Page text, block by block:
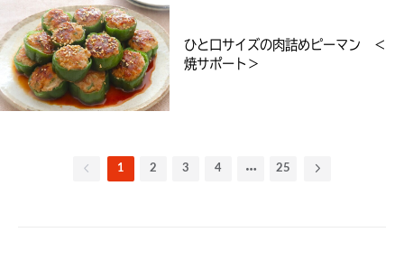
ひと口サイズの肉詰めピーマン ＜
焼サポート＞
1 2 3 4 25